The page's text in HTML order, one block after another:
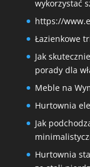
wykorzystać
https://
Łazienkowe
Jak
porady dla
Meble na
Hurtownia
Jak
Hurtownia